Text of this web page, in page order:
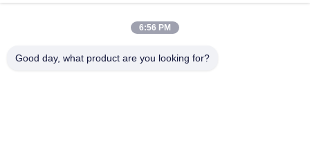
Japanse
broodcrumbs
Gehele het
6:56 PM
Good day, what product are you looking for?